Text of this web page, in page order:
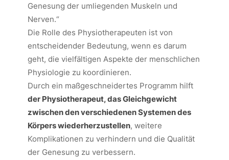
Genesung der umliegenden Muskeln und
Nerven.“
Die Rolle des Physiotherapeuten ist von
entscheidender Bedeutung, wenn es darum
geht, die vielfältigen Aspekte der menschlichen
Physiologie zu koordinieren.
Durch ein maßgeschneidertes Programm hilft
der Physiotherapeut, das Gleichgewicht
zwischen den verschiedenen Systemen des
Körpers wiederherzustellen, weitere
Komplikationen zu verhindern und die Qualität
der Genesung zu verbessern.